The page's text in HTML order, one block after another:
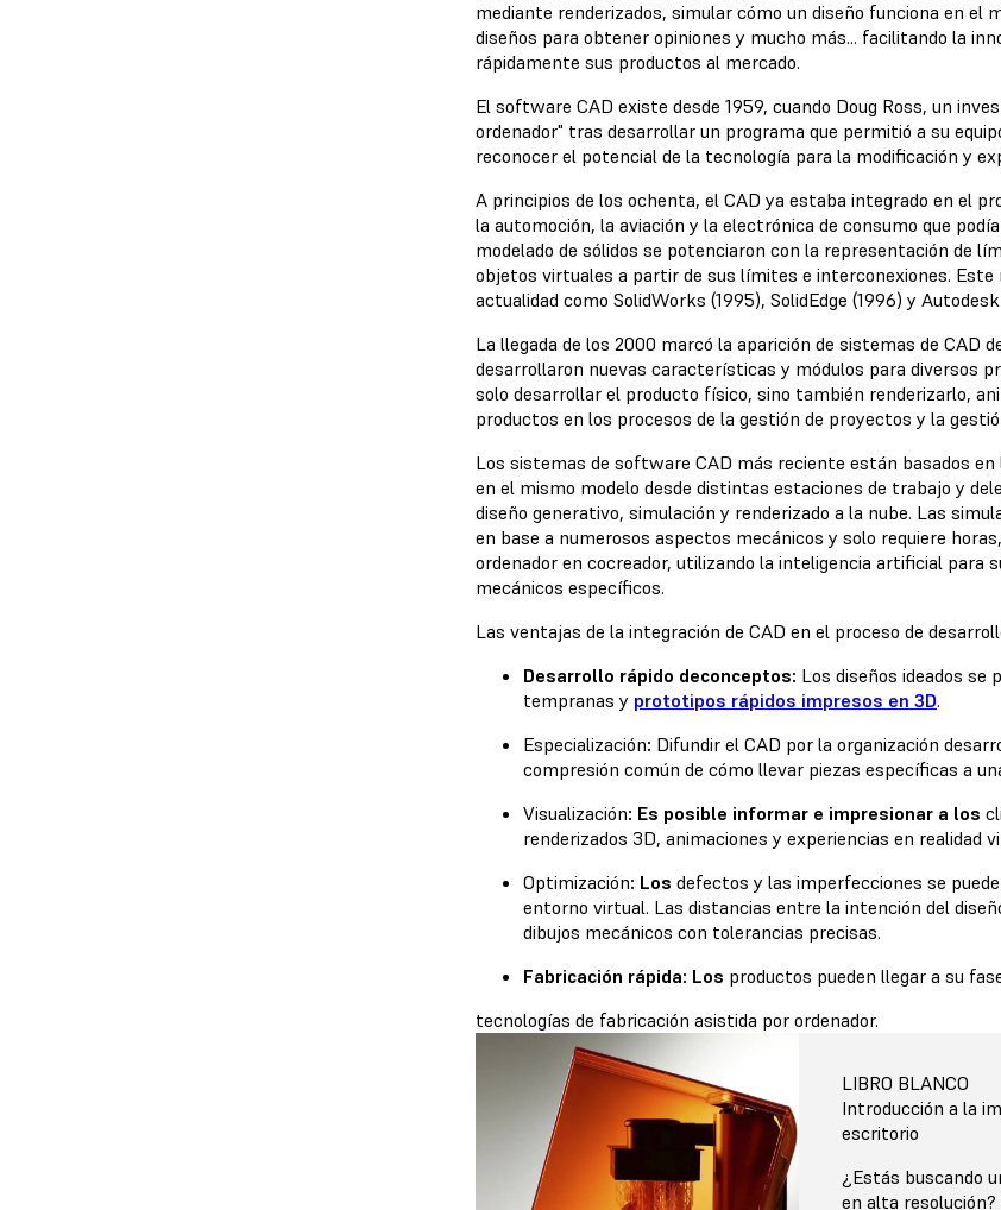
mediante renderizados, simular cómo un diseño funciona en
diseños para obtener opiniones y mucho más... facilitando la
rápidamente sus productos al mercado.
El software CAD existe desde 1959, cuando Doug Ross, un
ordenador" tras desarrollar un programa que permitió a su
reconocer el potencial de la tecnología para la modificación y
A principios de los ochenta, el CAD ya estaba integrado en el
la automoción, la aviación y la electrónica de consumo que
modelado de sólidos se potenciaron con la representación de
objetos virtuales a partir de sus límites e interconexiones.
actualidad como SolidWorks (1995), SolidEdge (1996) y
La llegada de los 2000 marcó la aparición de sistemas de CAD
desarrollaron nuevas características y módulos para diversos
solo desarrollar el producto físico, sino también renderizarlo,
productos en los procesos de la gestión de proyectos y la
Los sistemas de software CAD más reciente están basados
en el mismo modelo desde distintas estaciones de trabajo y
diseño generativo, simulación y renderizado a la nube. Las
en base a numerosos aspectos mecánicos y solo requiere
ordenador en cocreador, utilizando la inteligencia artificial para
mecánicos específicos.
Las ventajas de la integración de CAD en el proceso de
Desarrollo rápido deconceptos: Los diseños ideados se
tempranas y prototipos rápidos impresos en 3D.
Especialización: Difundir el CAD por la organización
compresión común de cómo llevar piezas específicas a
Visualización: Es posible informar e impresionar a los
renderizados 3D, animaciones y experiencias en
Optimización: Los defectos y las imperfecciones se
entorno virtual. Las distancias entre la intención del
dibujos mecánicos con tolerancias precisas.
Fabricación rápida: Los productos pueden llegar a su
tecnologías de fabricación asistida por ordenador.
LIBRO BLANCO
Introducción a la
escritorio
¿Estás buscando
en alta